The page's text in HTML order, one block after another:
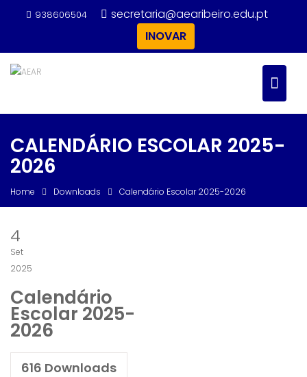
938606504
secretaria@aearibeiro.edu.pt
INOVAR
CALENDÁRIO ESCOLAR 2025-
2026
Home Downloads Calendário Escolar 2025-2026
4
Set
2025
Calendário
Escolar 2025-
2026
616 Downloads